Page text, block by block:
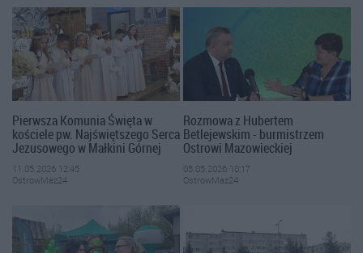
Pierwsza Komunia Święta w
kościele pw. Najświętszego Serca
Jezusowego w Małkini Górnej
11.05.2026 12:45
OstrowMaz24
Rozmowa z Hubertem
Betlejewskim - burmistrzem
Ostrowi Mazowieckiej
05.05.2026 10:17
OstrowMaz24